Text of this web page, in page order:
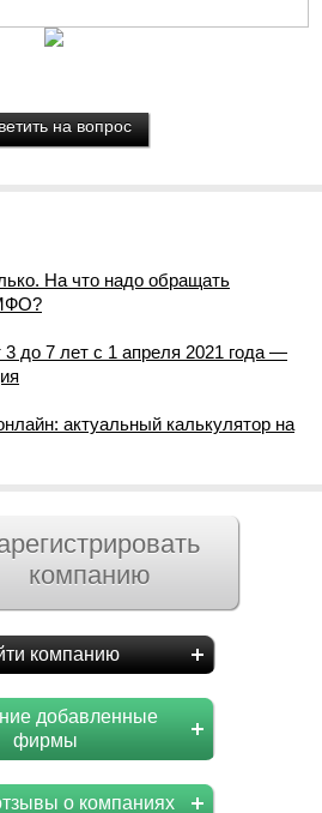
На что надо обращать
3 до 7 лет с 1 апреля 2021 года —
актуальный калькулятор на
компанию
компанию
добавленные
фирмы
о компаниях